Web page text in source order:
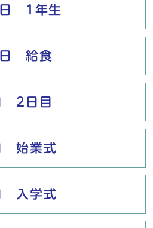
1年生
給食
2日目
始業式
入学式